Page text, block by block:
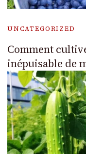
UNCATEGORIZED
Comment
inépuisable de